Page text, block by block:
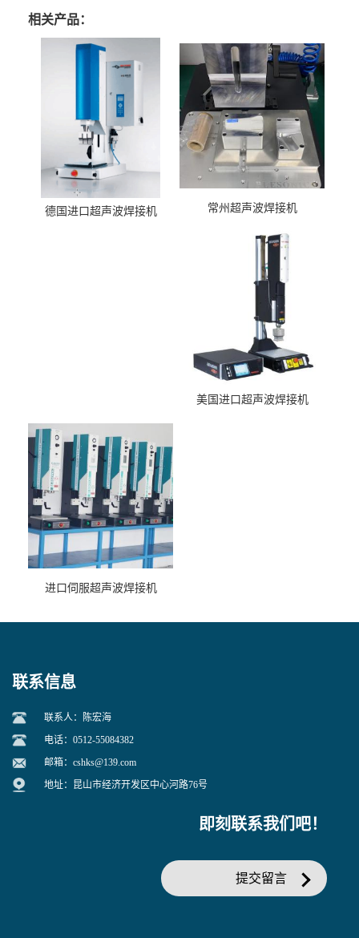
相关产品：
德国进口超声波焊接机 常州超声波焊接机
美国进口超声波焊接机
进口伺服超声波焊接机
联系信息
联系人：陈宏海
电话：0512-55084382
邮箱： cshks@139.com
地址：昆山市经济开发区中心河路76号
即刻联系我们吧！
提交留言